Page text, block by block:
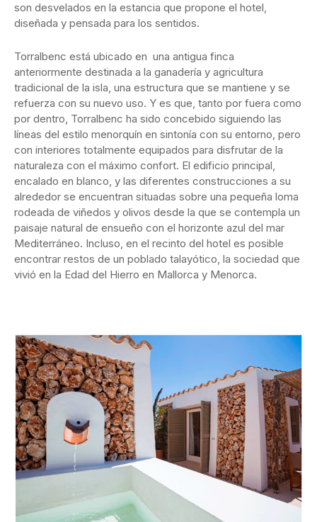
son desvelados en la estancia que propone el hotel,
diseñada y pensada para los sentidos.
Torralbenc está ubicado en una antigua finca
anteriormente destinada a la ganadería y agricultura
tradicional de la isla, una estructura que se mantiene y se
refuerza con su nuevo uso. Y es que, tanto por fuera como
por dentro, Torralbenc ha sido concebido siguiendo las
líneas del estilo menorquín en sintonía con su entorno, pero
con interiores totalmente equipados para disfrutar de la
naturaleza con el máximo confort. El edificio principal,
encalado en blanco, y las diferentes construcciones a su
alrededor se encuentran situadas sobre una pequeña loma
rodeada de viñedos y olivos desde la que se contempla un
paisaje natural de ensueño con el horizonte azul del mar
Mediterráneo. Incluso, en el recinto del hotel es posible
encontrar restos de un poblado talayótico, la sociedad que
vivió en la Edad del Hierro en Mallorca y Menorca.